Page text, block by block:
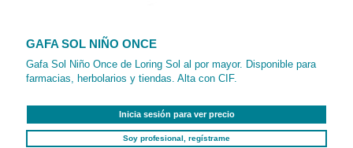
GAFA SOL NIÑO ONCE
Gafa Sol Niño Once de Loring Sol al por mayor. Disponible para
farmacias, herbolarios y tiendas. Alta con CIF.
Inicia sesión para ver precio
Soy profesional, regístrame